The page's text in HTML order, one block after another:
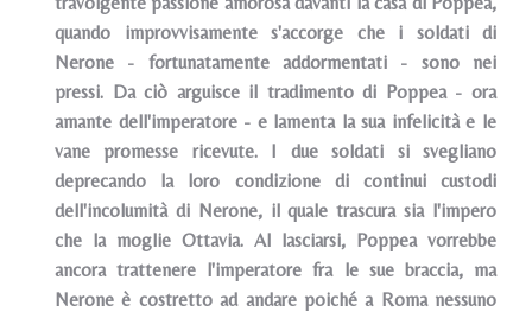
quando improvvisamente s'accorge che i soldati di
Nerone - fortunatamente addormentati - sono nei
pressi. Da ciò arguisce il tradimento di Poppea - ora
amante dell'imperatore - e lamenta la sua infelicità e le
vane promesse ricevute. I due soldati si svegliano
deprecando la loro condizione di continui custodi
dell'incolumità di Nerone, il quale trascura sia l'impero
che la moglie Ottavia. Al lasciarsi, Poppea vorrebbe
ancora trattenere l'imperatore fra le sue braccia, ma
Nerone è costretto ad andare poiché a Roma nessuno